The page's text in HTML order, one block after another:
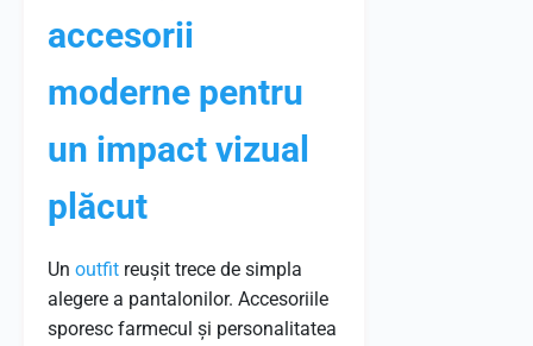
accesorii
moderne pentru
un impact vizual
plăcut
Un outfit reușit trece de simpla
alegere a pantalonilor. Accesoriile
sporesc farmecul și personalitatea